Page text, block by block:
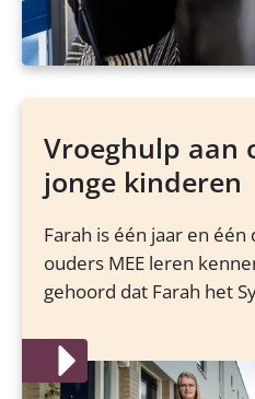
Vroeghulp aan
jonge kinderen
Farah is één jaar en één
ouders MEE leren
gehoord dat Farah het